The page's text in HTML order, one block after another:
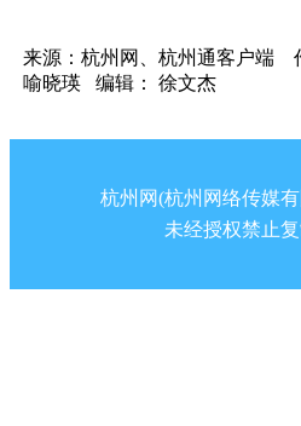
来源：杭州网、杭州通客户端
喻晓瑛 编辑： 徐文杰
杭州网(杭州网络传媒
未经授权禁止